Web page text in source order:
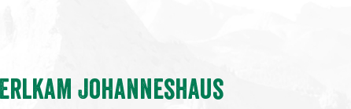
Erlkam Johanneshaus